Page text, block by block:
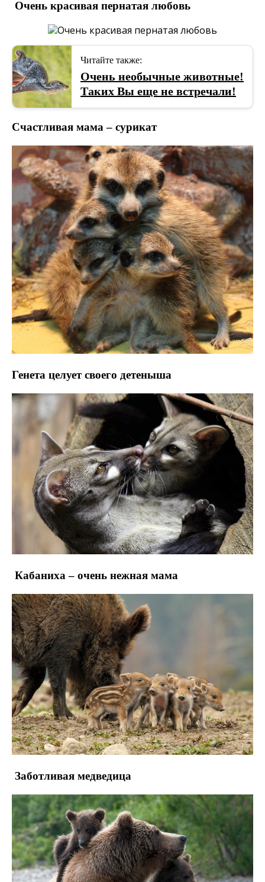
Очень красивая пернатая любовь
Читайте также:
Очень необычные животные!
Таких Вы еще не встречали!
Счастливая мама – сурикат
Генета целует своего детеныша
Кабаниха – очень нежная мама
Заботливая медведица